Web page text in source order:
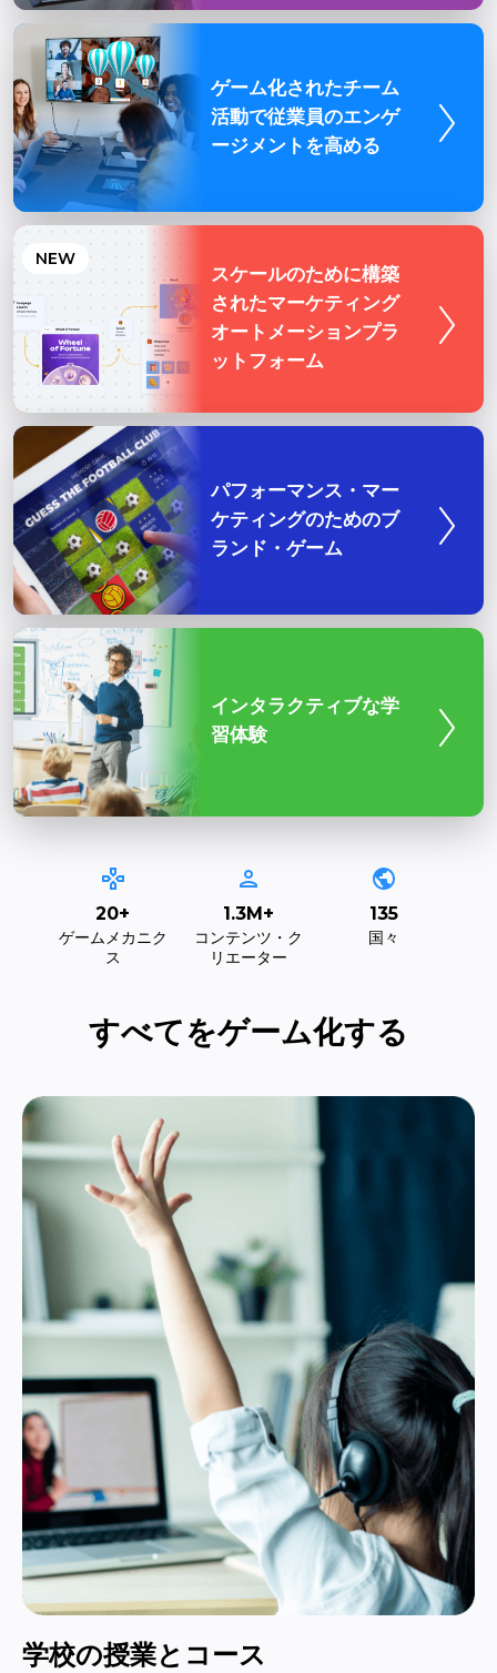
タッチスク
ンタラクテ
スク・ゲー
ゲーム化さ
ージメント
NEW
スケールの
されたマー
オートメー
ットフォーム
パフォーマ
ケティング
ランド・ゲ
インタラク
習体験
20+
ゲームメカニク
ス
1.3M+
コンテンツ・ク
リエーター
135
国々
すべてをゲーム化する
学校の授業とコース